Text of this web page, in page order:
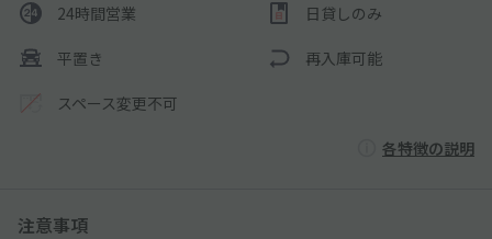
24時間営業 日貸しのみ
平置き 再入庫可能
スペース変更不可
各特徴の説明
注意事項